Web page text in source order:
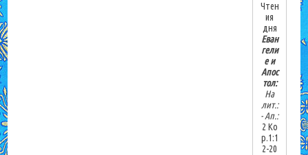
Чтен
ия
дня
Еван
гели
е и
Апос
тол:
На
лит.:
-Ап.:
2 Ко
р.1:1
2-20